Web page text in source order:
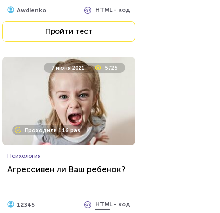
Awdienko HTML - код
Пройти тест
7 июня 2021 5725
Проходили 116 раз
Психология
Агрессивен ли Ваш ребенок?
12345 HTML - код